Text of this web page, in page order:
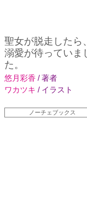
聖女が脱走したら、
溺愛が待っていま
た。
悠月彩香 / 著者
ワカツキ / イラスト
ノーチェブックス